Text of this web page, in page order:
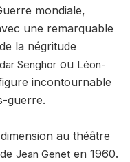
mondiale,
une remarquable
la négritude
Senghor ou Léon-
incontournable
guerre.
au théâtre
de Jean Genet en 1960.